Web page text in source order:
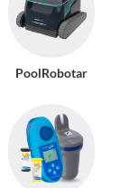
PoolRobotar